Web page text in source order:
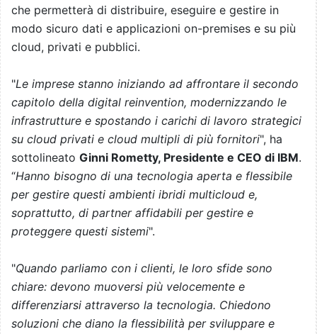
che permetterà di distribuire, eseguire e gestire in
modo sicuro dati e applicazioni on-premises e su più
cloud, privati e pubblici.
"Le imprese stanno iniziando ad affrontare il secondo
capitolo della digital reinvention, modernizzando le
infrastrutture e spostando i carichi di lavoro strategici
su cloud privati e cloud multipli di più fornitori", ha
sottolineato Ginni Rometty, Presidente e CEO di IBM.
“Hanno bisogno di una tecnologia aperta e flessibile
per gestire questi ambienti ibridi multicloud e,
soprattutto, di partner affidabili per gestire e
proteggere questi sistemi".
"Quando parliamo con i clienti, le loro sfide sono
chiare: devono muoversi più velocemente e
differenziarsi attraverso la tecnologia. Chiedono
soluzioni che diano la flessibilità per sviluppare e